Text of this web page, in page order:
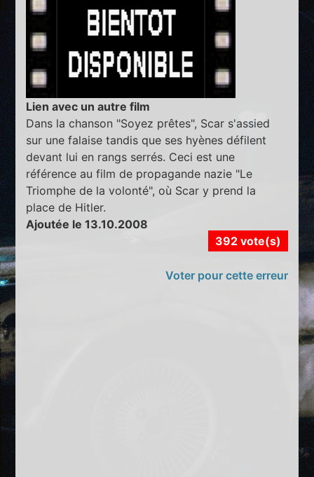
Lien avec un autre film
Dans la chanson "Soyez prêtes", Scar s'assied
sur une falaise tandis que ses hyènes défilent
devant lui en rangs serrés. Ceci est une
référence au film de propagande nazie "Le
Triomphe de la volonté", où Scar y prend la
place de Hitler.
Ajoutée le 13.10.2008
392 vote(s)
Voter pour cette erreur